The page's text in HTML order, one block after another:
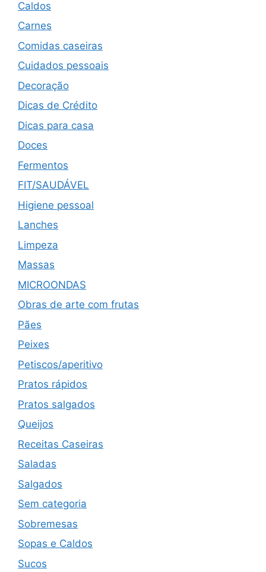
Caldos
Carnes
Comidas caseiras
Cuidados pessoais
Decoração
Dicas de Crédito
Dicas para casa
Doces
Fermentos
FIT/SAUDÁVEL
Higiene pessoal
Lanches
Limpeza
Massas
MICROONDAS
Obras de arte com frutas
Pães
Peixes
Petiscos/aperitivo
Pratos rápidos
Pratos salgados
Queijos
Receitas Caseiras
Saladas
Salgados
Sem categoria
Sobremesas
Sopas e Caldos
Sucos